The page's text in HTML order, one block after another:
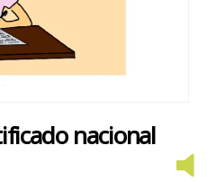
nacional